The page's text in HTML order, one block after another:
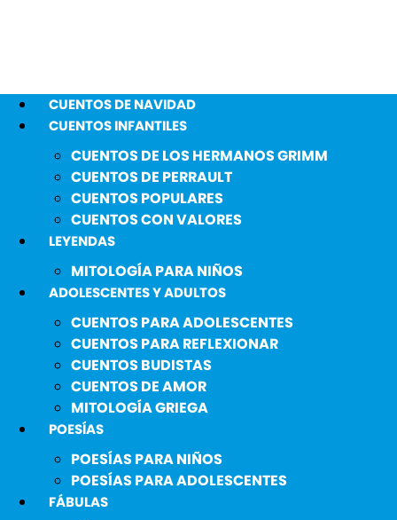
CUENTOS DE NAVIDAD
CUENTOS INFANTILES
CUENTOS DE LOS HERMANOS GRIMM
CUENTOS DE PERRAULT
CUENTOS POPULARES
CUENTOS CON VALORES
LEYENDAS
MITOLOGÍA PARA NIÑOS
ADOLESCENTES Y ADULTOS
CUENTOS PARA ADOLESCENTES
CUENTOS PARA REFLEXIONAR
CUENTOS BUDISTAS
CUENTOS DE AMOR
MITOLOGÍA GRIEGA
POESÍAS
POESÍAS PARA NIÑOS
POESÍAS PARA ADOLESCENTES
FÁBULAS